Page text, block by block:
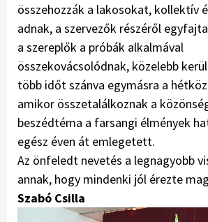
összehozzák a lakosokat, kollektív
adnak, a szervezők részéről
a szereplők a próbák alkalmával
összekovácsolódnak, közelebb
több időt szánva egymásra a
amikor összetalálkoznak a
beszédtéma a farsangi élmények
egész éven át emlegetett.
Az önfeledt nevetés a legnagyobb
annak, hogy mindenki jól érezte
Szabó Csilla